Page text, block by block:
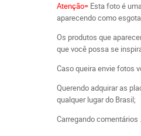
Atenção= Esta foto é
aparecendo como
Os produtos que
que você possa se
Caso queira envie fotos
Querendo adquirar as
qualquer lugar do Brasil;
Carregando comentários